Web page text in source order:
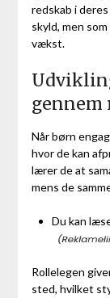
redskab i
skyld, men
vækst.
gennem
Når børn
hvor de kan
lærer de at
mens de
Du kan
Rollelegen
sted, hvilket